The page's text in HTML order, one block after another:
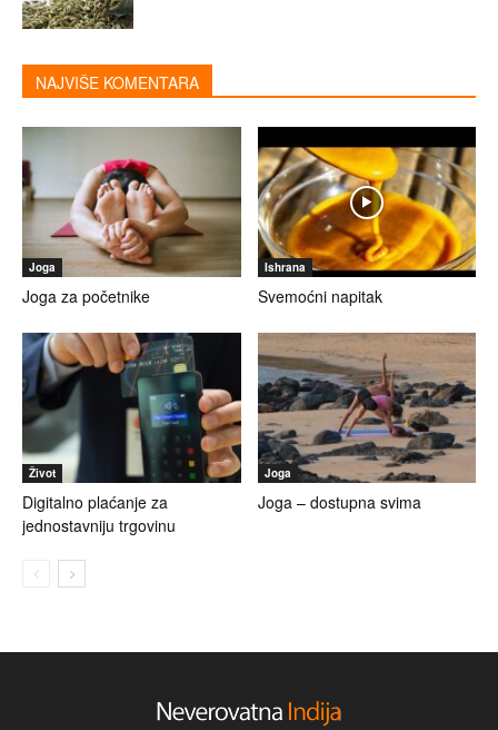
NAJVIŠE KOMENTARA
Joga
Joga za početnike
Ishrana
Svemoćni napitak
Život
Digitalno plaćanje za
jednostavniju trgovinu
Joga
Joga – dostupna svima